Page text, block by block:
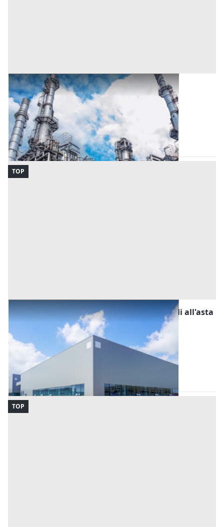
Opificio Industriale all'asta a Nuoro
Tortolì (Nuoro)
Offerta minima
888.913 €
Codice asta:c22ee3f1
Asta chiusa
TOP
Fabbricati Costruiti per Esigenze Industriali all'asta
a Nuoro
Tortolì (Nuoro)
Offerta minima
608.000 €
Codice asta:
Asta chiusa
TOP